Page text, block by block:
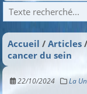
Recherche
Accueil Articles
cancer du sein
22/10/2024 La